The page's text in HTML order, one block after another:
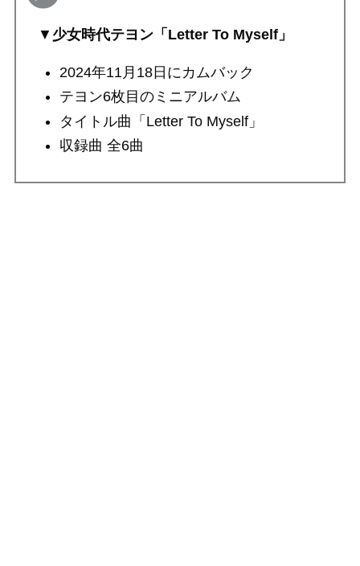
▼ 少女時代テヨン「Letter To Myself」
2024年11月18日にカムバック
テヨン6枚目のミニアルバム
タイトル曲「Letter To Myself」
収録曲 全6曲